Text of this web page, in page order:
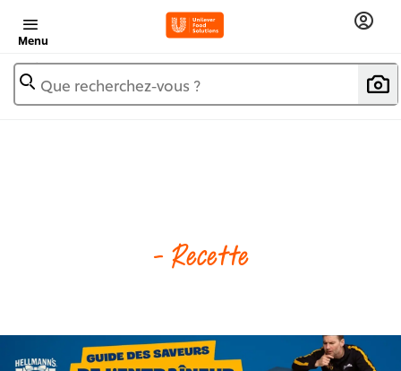
Menu
Que recherchez-vous ?
- Recette